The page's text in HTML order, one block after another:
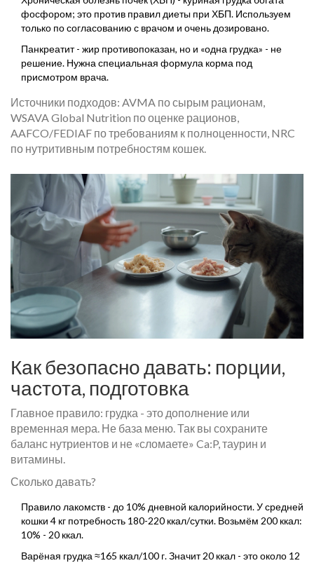
фосфором; это против правил диеты при ХБП. Используем
только по согласованию с врачом и очень дозировано.
Панкреатит - жир противопоказан, но и «одна грудка» - не
решение. Нужна специальная формула корма под
присмотром врача.
Источники подходов: AVMA по сырым рационам,
WSAVA Global Nutrition по оценке рационов,
AAFCO/FEDIAF по требованиям к полноценности, NRC
по нутритивным потребностям кошек.
Как безопасно давать: порции,
частота, подготовка
Главное правило: грудка - это дополнение или
временная мера. Не база меню. Так вы сохраните
баланс нутриентов и не «сломаете» Ca:P, таурин и
витамины.
Сколько давать?
Правило лакомств - до 10% дневной калорийности. У средней
кошки 4 кг потребность 180-220 ккал/сутки. Возьмём 200 ккал:
10% - 20 ккал.
Варёная грудка ≈165 ккал/100 г. Значит 20 ккал - это около 12